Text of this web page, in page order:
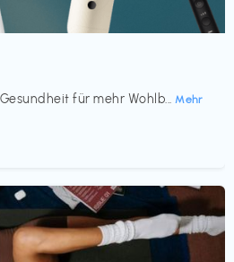
für mehr Wohlb... Mehr